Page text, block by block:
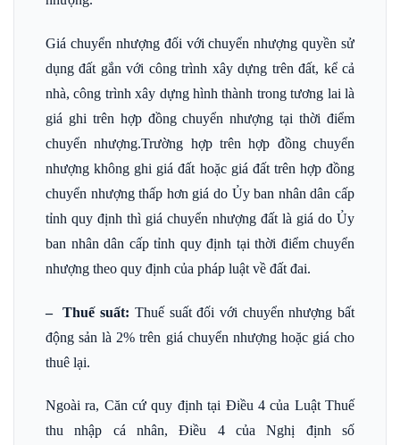
Giá chuyển nhượng đối với chuyển nhượng quyền sử
dụng đất gắn với công trình xây dựng trên đất, kể cả
nhà, công trình xây dựng hình thành trong tương lai là
giá ghi trên hợp đồng chuyển nhượng tại thời điểm
chuyển nhượng.Trường hợp trên hợp đồng chuyển
nhượng không ghi giá đất hoặc giá đất trên hợp đồng
chuyển nhượng thấp hơn giá do Ủy ban nhân dân cấp
tỉnh quy định thì giá chuyển nhượng đất là giá do Ủy
ban nhân dân cấp tỉnh quy định tại thời điểm chuyển
nhượng theo quy định của pháp luật về đất đai.
– Thuế suất: Thuế suất đối với chuyển nhượng bất
động sản là 2% trên giá chuyển nhượng hoặc giá cho
thuê lại.
Ngoài ra, Căn cứ quy định tại Điều 4 của Luật Thuế
thu nhập cá nhân, Điều 4 của Nghị định số